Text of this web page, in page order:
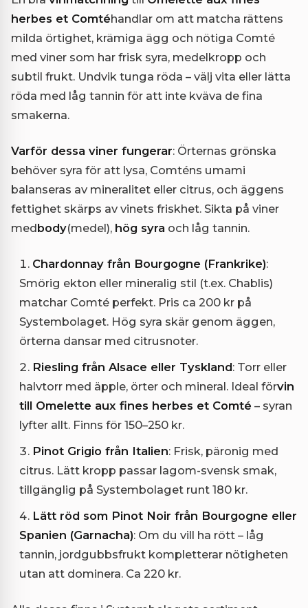
herbes et Comtéhandlar om att matcha rättens
milda örtighet, krämiga ägg och nötiga Comté
med viner som har frisk syra, medelkropp och
subtil frukt. Undvik tunga röda – välj vita eller lätta
röda med låg tannin för att inte kväva de fina
smakerna.
Varför dessa viner fungerar: Örternas grönska
behöver syra för att lysa, Comténs umami
balanseras av mineralitet eller citrus, och äggens
fettighet skärps av vinets friskhet. Sikta på viner
medbody(medel), hög syra och låg tannin.
Chardonnay från Bourgogne (Frankrike):
Smörig ekton eller mineralig stil (t.ex. Chablis)
matchar Comté perfekt. Pris ca 200 kr på
Systembolaget. Hög syra skär genom äggen,
örterna dansar med citrusnoter.
Riesling från Alsace eller Tyskland: Torr eller
halvtorr med äpple, örter och mineral. Ideal förvin
till Omelette aux fines herbes et Comté – syran
lyfter allt. Finns för 150–250 kr.
Pinot Grigio från Italien: Frisk, päronig med
citrus. Lätt kropp passar lagom-svensk smak,
tillgänglig på Systembolaget runt 180 kr.
Lätt röd som Pinot Noir från Bourgogne eller
Spanien (Garnacha): Om du vill ha rött – låg
tannin, jordgubbsfrukt kompletterar nötigheten
utan att dominera. Ca 220 kr.